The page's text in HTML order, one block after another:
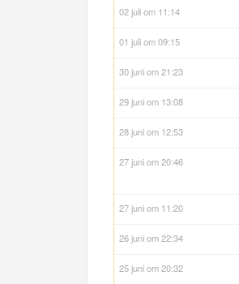
02 juli om 11:14
01 juli om 09:15
30 juni om 21:23
29 juni om 13:08
28 juni om 12:53
27 juni om 20:46
27 juni om 11:20
26 juni om 22:34
25 juni om 20:32